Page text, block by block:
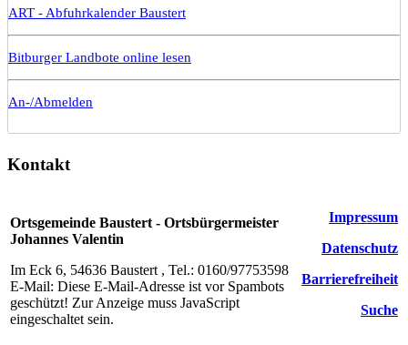
ART - Abfuhrkalender Baustert
Bitburger Landbote online lesen
An-/Abmelden
Kontakt
Ortsgemeinde Baustert - Ortsbürgermeister
Johannes Valentin
Im Eck 6, 54636 Baustert , Tel.: 0160/97753598
E-Mail: Diese E-Mail-Adresse ist vor Spambots
geschützt! Zur Anzeige muss JavaScript
eingeschaltet sein.
Impressum
Datenschutz
Barrierefreiheit
Suche